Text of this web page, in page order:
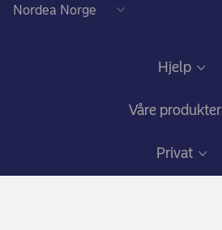
Hjelp
Våre produkter
Nettbank og mobilbank
Privat